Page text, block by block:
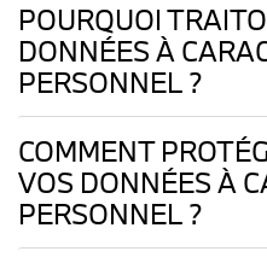
POURQUOI
DONNÉES À
PERSONNEL ?
COMMENT
VOS DONNÉES À
PERSONNEL ?